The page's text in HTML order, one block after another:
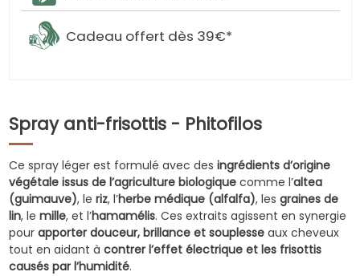
Cadeau offert dès 39€*
Spray anti-frisottis - Phitofilos
Ce spray léger est formulé avec des ingrédients d’origine
végétale issus de l’agriculture biologiquecomme l’altea
(guimauve), le riz, l’herbe médique (alfalfa), les graines de
lin, le mille, et l’hamamélis. Ces extraits agissent en synergie
pour apporter douceur, brillance et souplesseaux cheveux
tout en aidant à contrer l’effet électrique et les frisottis
causés par l’humidité.